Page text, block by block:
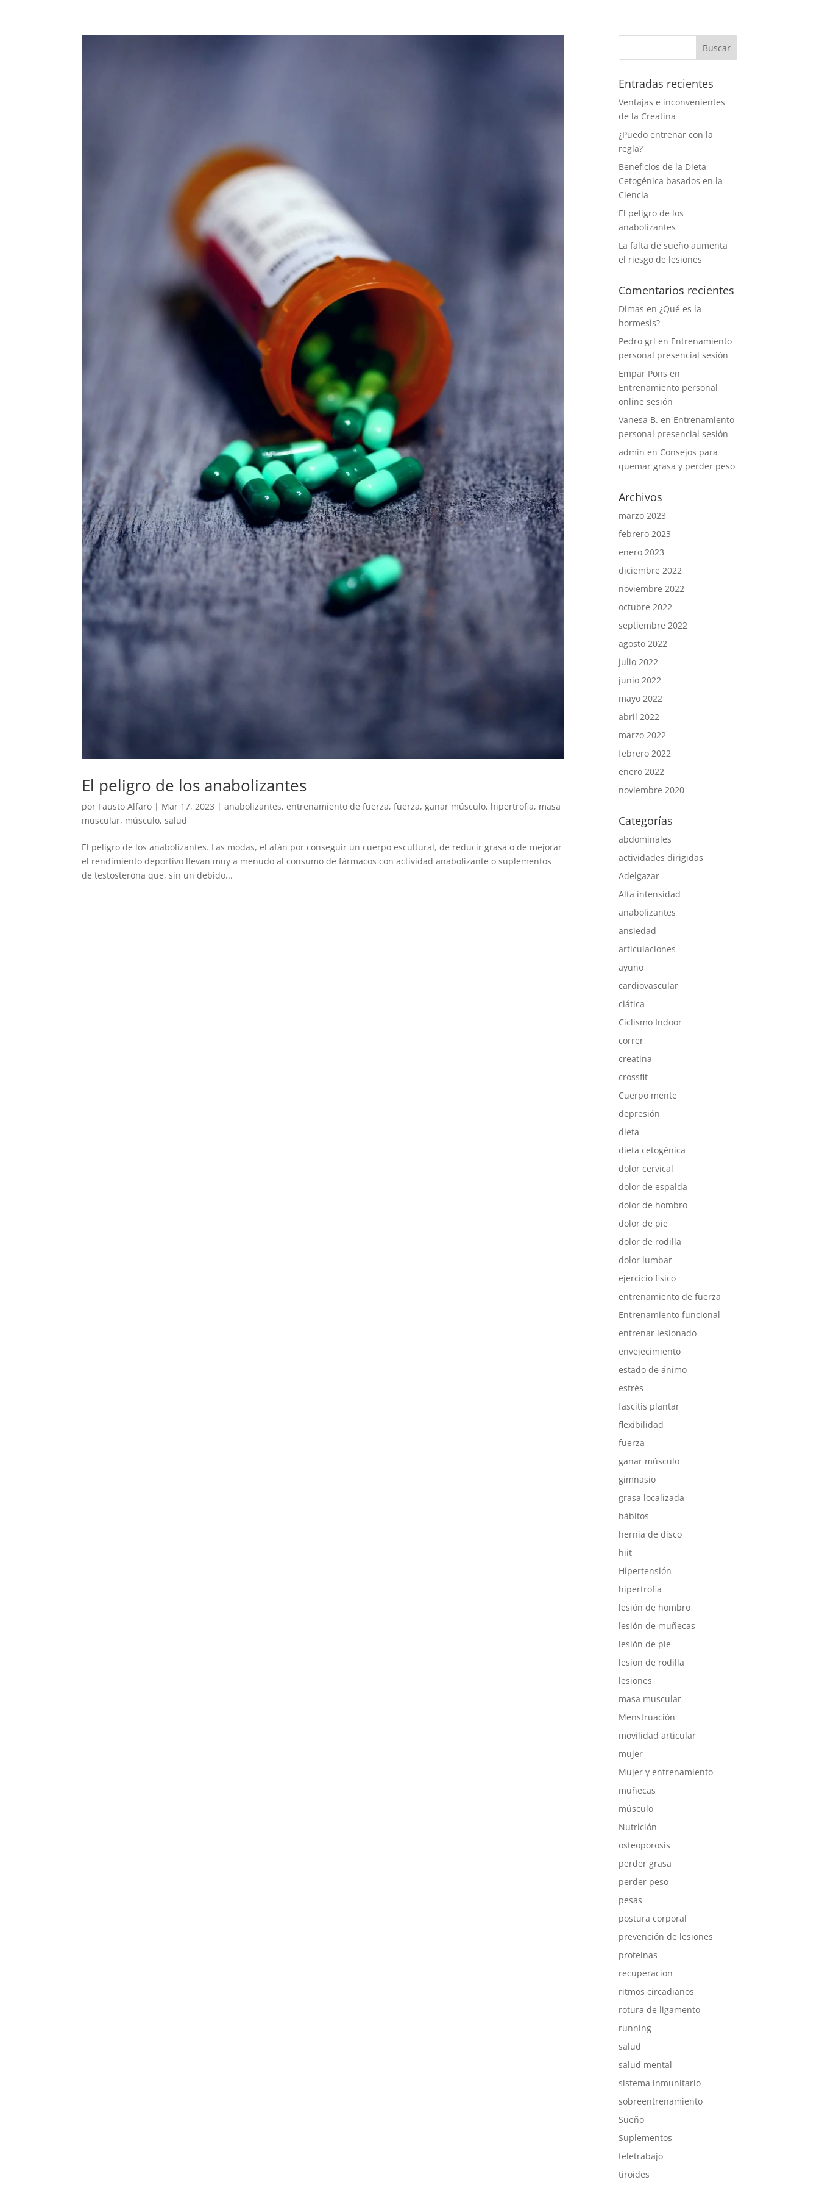
El peligro de los anabolizantes
por Fausto Alfaro | Mar 17, 2023 |anabolizantes,entrenamiento de fuerza,fuerza,ganar músculo, hipertrofia, masa
muscular, músculo,salud
El peligro de los anabolizantes. Las modas, el afán por conseguir un cuerpo escultural, de reducir grasa o de mejorar
el rendimiento deportivo llevan muy a menudo al consumo de fármacos con actividad anabolizante o suplementos
de testosterona que, sin un debido...
Entradas recientes
Ventajas e inconvenientes
de la Creatina
¿Puedo entrenar con la
regla?
Beneficios de la Dieta
Cetogénica basados en la
Ciencia
El peligro de los
anabolizantes
La falta de sueño aumenta
el riesgo de lesiones
Comentarios recientes
Dimas en¿Qué es la
hormesis?
Pedro grl en Entrenamiento
personal presencial sesión
Empar Pons en
Entrenamiento personal
online sesión
Vanesa B. en Entrenamiento
personal presencial sesión
admin en Consejos para
quemar grasa y perder peso
Archivos
marzo 2023
febrero 2023
enero 2023
diciembre 2022
noviembre 2022
octubre 2022
septiembre 2022
agosto 2022
julio 2022
junio 2022
mayo 2022
abril 2022
marzo 2022
febrero 2022
enero 2022
noviembre 2020
Categorías
abdominales
actividades dirigidas
Adelgazar
Alta intensidad
anabolizantes
ansiedad
articulaciones
ayuno
cardiovascular
ciática
Ciclismo Indoor
correr
creatina
crossfit
Cuerpo mente
depresión
dieta
dieta cetogénica
dolor cervical
dolor de espalda
dolor de hombro
dolor de pie
dolor de rodilla
dolor lumbar
ejercicio fisico
entrenamiento de fuerza
Entrenamiento funcional
entrenar lesionado
envejecimiento
estado de ánimo
estrés
fascitis plantar
flexibilidad
fuerza
ganar músculo
gimnasio
grasa localizada
hábitos
hernia de disco
hiit
Hipertensión
hipertrofia
lesión de hombro
lesión de muñecas
lesión de pie
lesion de rodilla
lesiones
masa muscular
Menstruación
movilidad articular
mujer
Mujer y entrenamiento
muñecas
músculo
Nutrición
osteoporosis
perder grasa
perder peso
pesas
postura corporal
prevención de lesiones
proteínas
recuperacion
ritmos circadianos
rotura de ligamento
running
salud
salud mental
sistema inmunitario
sobreentrenamiento
Sueño
Suplementos
teletrabajo
tiroides